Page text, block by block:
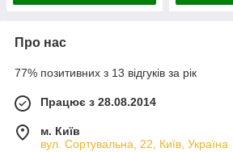
Про нас
77% позитивних з 13 відгуків за рік
Працює з 28.08.2014
м. Київ
вул. Сортувальна, 22, Київ, Україна